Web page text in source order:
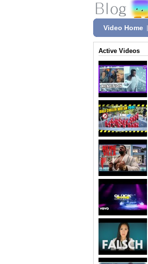
Video Home
Active Videos